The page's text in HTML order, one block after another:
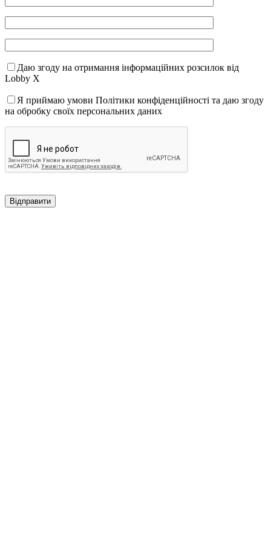
Даю згоду на отримання інформаційних розсилок від
Lobby X
Я приймаю умови Політики конфіденційності та даю згоду
на обробку своїх персональних даних